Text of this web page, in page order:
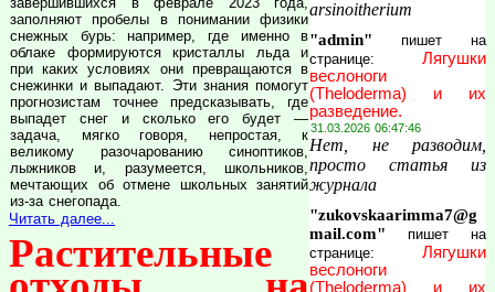
заполняют пробелы в понимании физики
снежных бурь: например, где именно в
облаке формируются кристаллы льда и
при каких условиях они превращаются в
снежинки и выпадают. Эти знания помогут
прогнозистам точнее предсказывать, где
выпадет снег и сколько его будет —
задача, мягко говоря, непростая, к
великому разочарованию синоптиков,
лыжников и, разумеется, школьников,
мечтающих об отмене школьных занятий
из-за снегопада.
Читать далее...
Растительные
arsinoitherium
"admin" пишет на
странице: Лягушки
веслоноги
(Theloderma) и их
разведение.
31.03.2026 06:47:46
Нет, не разводим,
просто статья из
журнала
"zukovskaarimma7@g
mail.com" пишет на
странице: Лягушки
веслоноги
(Theloderma) и их